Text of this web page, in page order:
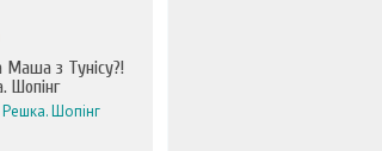
Маша з Тунісу?!
Шопінг
Шопінг